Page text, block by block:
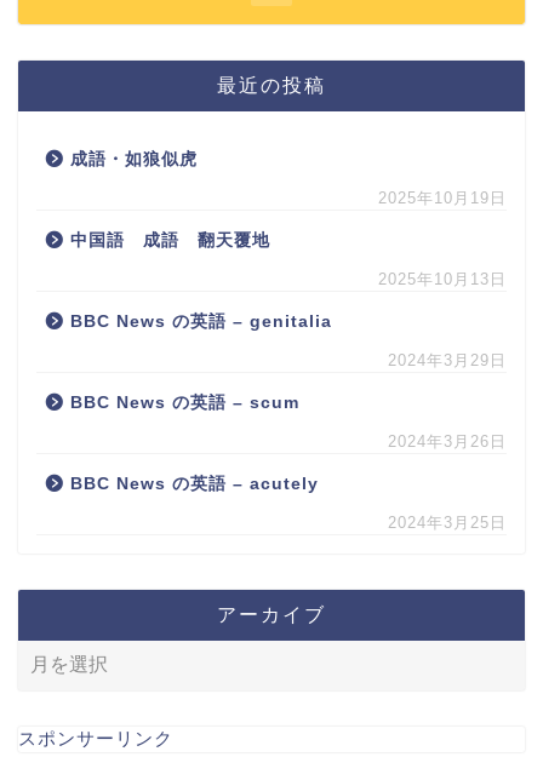
最近の投稿
成語・如狼似虎
2025年10月19日
中国語 成語 翻天覆地
2025年10月13日
BBC News の英語 – genitalia
2024年3月29日
BBC News の英語 – scum
2024年3月26日
BBC News の英語 – acutely
2024年3月25日
アーカイブ
スポンサーリンク